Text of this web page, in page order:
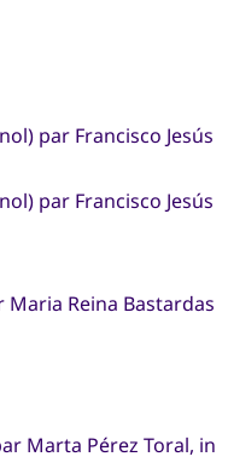
par Francisco Jesús
par Francisco Jesús
Maria Reina Bastardas
Marta Pérez Toral, in